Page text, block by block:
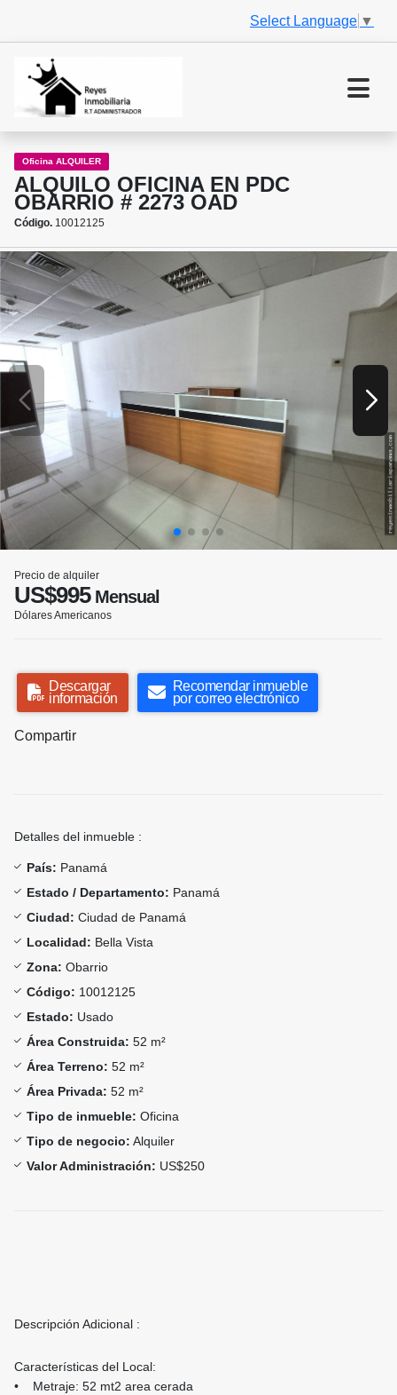
Select Language ▼
Oficina ALQUILER
ALQUILO OFICINA EN PDC
OBARRIO # 2273 OAD
Código. 10012125
Precio de alquiler
US$995Mensual
Dólares Americanos
Descargar
información
Recomendar inmueble
por correo electrónico
Compartir
Detalles del inmueble :
País: Panamá
Estado / Departamento: Panamá
Ciudad: Ciudad de Panamá
Localidad: Bella Vista
Zona: Obarrio
Código: 10012125
Estado: Usado
Área Construida: 52 m²
Área Terreno: 52 m²
Área Privada: 52 m²
Tipo de inmueble: Oficina
Tipo de negocio: Alquiler
Valor Administración: US$250
Descripción Adicional :
Características del Local:
• Metraje: 52 mt2 area cerada